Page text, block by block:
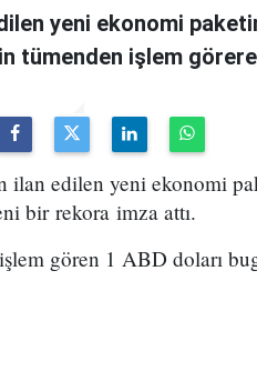
yeni ekonomi
tümenden işlem
ilan edilen yeni ekonomi
bir rekora imza attı.
gören 1 ABD doları